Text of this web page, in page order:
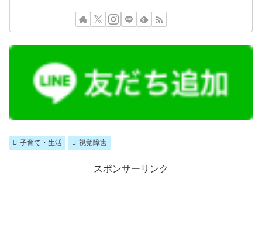
子育て・生活 視覚障害
スポンサーリンク